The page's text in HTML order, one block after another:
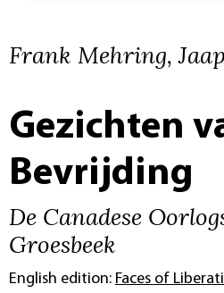
Frank Mehring,
Gezichten
Bevrijding
De Canadese
Groesbeek
English edition: Faces of